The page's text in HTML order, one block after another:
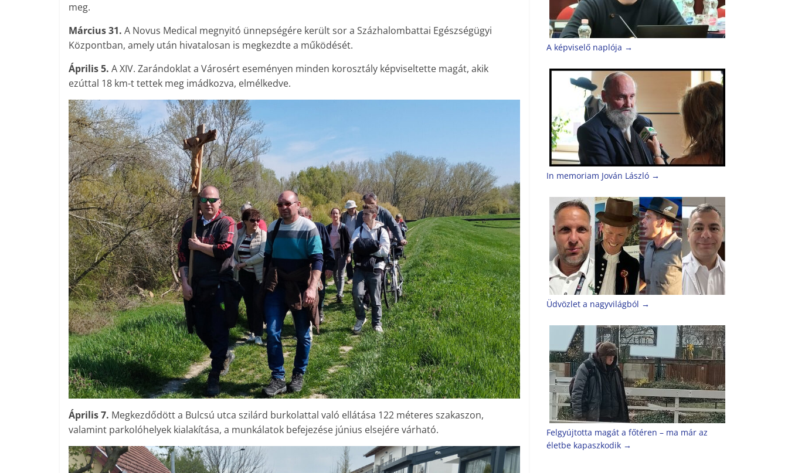
meg.
Március 31. A Novus Medical megnyitó ünnepségére került sor a Százhalombattai Egészségügyi
Központban, amely után hivatalosan is megkezdte a működését.
Április 5. A XIV. Zarándoklat a Városért eseményen minden korosztály képviseltette magát, akik
ezúttal 18 km-t tettek meg imádkozva, elmélkedve.
Április 7. Megkezdődött a Bulcsú utca szilárd burkolattal való ellátása 122 méteres szakaszon,
valamint parkolóhelyek kialakítása, a munkálatok befejezése június elsejére várható.
A képviselő naplója →
In memoriam Jován László →
Üdvözlet a nagyvilágból →
Felgyújtotta magát a főtéren – ma már az
életbe kapaszkodik →